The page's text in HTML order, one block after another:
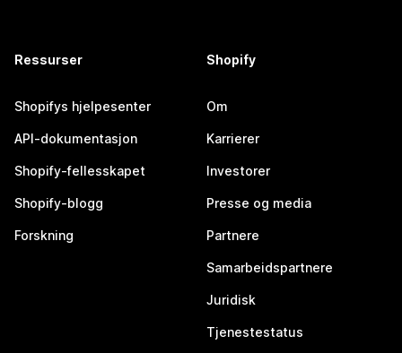
Ressurser
Shopifys hjelpesenter
API-dokumentasjon
Shopify-fellesskapet
Shopify-blogg
Forskning
Shopify
Om
Karrierer
Investorer
Presse og media
Partnere
Samarbeidspartnere
Juridisk
Tjenestestatus